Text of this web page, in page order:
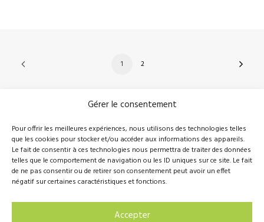
Gérer le consentement
Pour offrir les meilleures expériences, nous utilisons des technologies telles
que les cookies pour stocker et/ou accéder aux informations des appareils.
Le fait de consentir à ces technologies nous permettra de traiter des données
telles que le comportement de navigation ou les ID uniques sur ce site. Le fait
de ne pas consentir ou de retirer son consentement peut avoir un effet
négatif sur certaines caractéristiques et fonctions.
Accepter
1 2
210, rue Principale, Vallée-Jonction (Qc), G0S 3J0
418 389-8899info@novalie.ca
© 2016 Novalie Tous droits réservés –Politique de